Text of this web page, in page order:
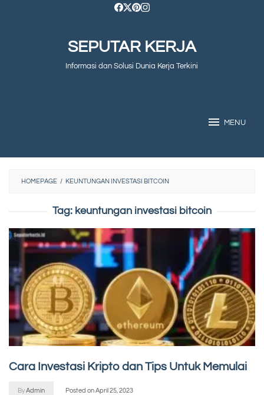
SEPUTAR KERJA
Informasi dan Solusi Dunia Kerja Terkini
MENU
HOMEPAGE / KEUNTUNGAN INVESTASI BITCOIN
Tag: keuntungan investasi bitcoin
Cara Investasi Kripto dan Tips Untuk Memulai
ByAdmin Posted onApril 25, 2023